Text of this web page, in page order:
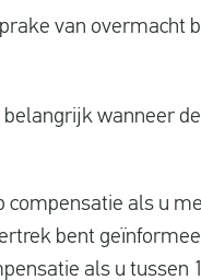
van overmacht
belangrijk wanneer
compensatie als u
bent
als u tussen